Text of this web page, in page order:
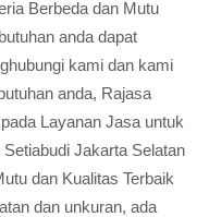
Berbeda dan Mutu
anda dapat
kami dan kami
anda, Rajasa
Layanan Jasa untuk
Jakarta Selatan
dan Kualitas Terbaik
dan unkuran, ada